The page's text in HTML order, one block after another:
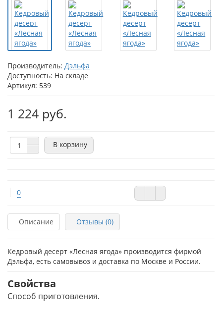
Производитель: Дэльфа
Доступность: На складе
Артикул: 539
1 224 руб.
В корзину
0
Описание Отзывы (0)
Кедровый десерт «Лесная ягода» производится фирмой
Дэльфа, есть самовывоз и доставка по Москве и России.
Свойства
Способ приготовления.